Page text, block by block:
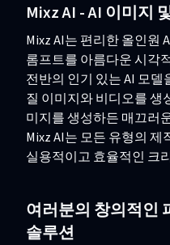
Mixz AI - AI 이미지
Mixz AI는 편리한 올인원
롬프트를 아름다운 시각
전반의 인기 있는 AI 모델
질 이미지와 비디오를 생
미지를 생성하든 매끄러
Mixz AI는 모든 유형의
실용적이고 효율적인 크
여러분의 창의적인
솔루션